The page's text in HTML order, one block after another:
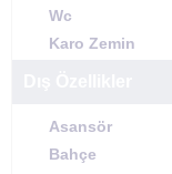
Wc
Karo Zemin
Asansör
Bahçe